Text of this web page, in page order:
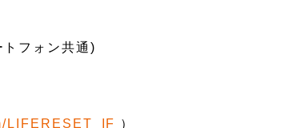
フォン共通)
LIFERESET_IF ）